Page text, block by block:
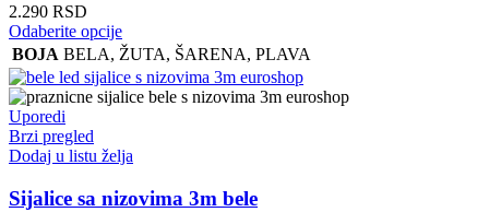
2.290 RSD
Odaberite opcijeOvaj
proizvod
više
varijanti.
mogu
biti
izabrane
na
BOJA BELA, ŽUTA, ŠARENA, PLAVA
Uporedi
Brzi pregled
Dodaj u listu želja
Sijalice sa nizovima 3m bele